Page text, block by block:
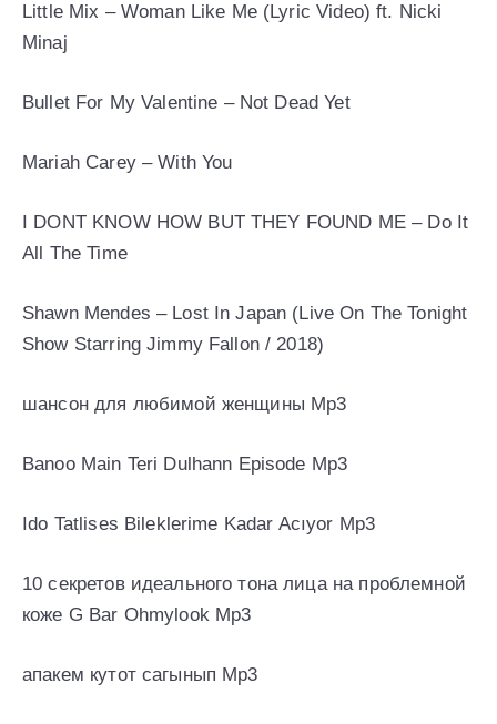
Little Mix – Woman Like Me (Lyric Video) ft. Nicki
Minaj
Bullet For My Valentine – Not Dead Yet
Mariah Carey – With You
I DONT KNOW HOW BUT THEY FOUND ME – Do It
All The Time
Shawn Mendes – Lost In Japan (Live On The Tonight
Show Starring Jimmy Fallon / 2018)
шансон для любимой женщины Mp3
Banoo Main Teri Dulhann Episode Mp3
Ido Tatlises Bileklerime Kadar Acıyor Mp3
10 секретов идеального тона лица на проблемной
коже G Bar Ohmylook Mp3
апакем кутот сагынып Mp3